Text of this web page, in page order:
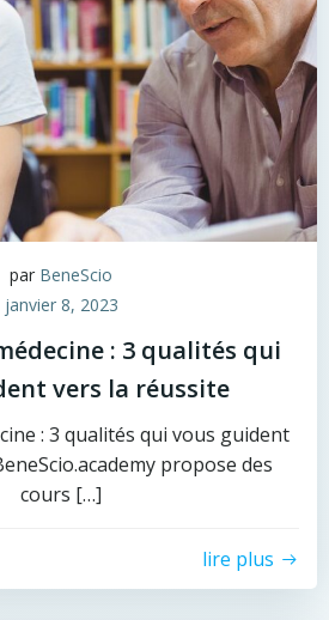
par BeneScio
janvier 8, 2023
: 3 qualités qui
vers la réussite
: 3 qualités qui vous guident
propose des
cours […]
lire plus